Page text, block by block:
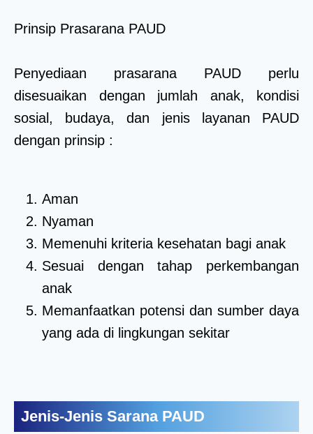
Prinsip Prasarana PAUD
Penyediaan prasarana PAUD perlu
disesuaikan dengan jumlah anak, kondisi
sosial, budaya, dan jenis layanan PAUD
dengan prinsip :
Aman
Nyaman
Memenuhi kriteria kesehatan bagi anak
Sesuai dengan tahap perkembangan
anak
Memanfaatkan potensi dan sumber daya
yang ada di lingkungan sekitar
Jenis-Jenis Sarana PAUD